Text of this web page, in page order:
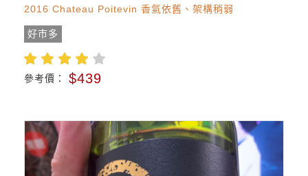
2016 Chateau Poitevin 香氣依舊、架構稍弱
好市多
參考價： $439